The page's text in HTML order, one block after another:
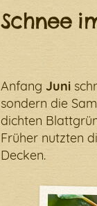
Schnee
Anfang Juni
sondern die
dichten
Früher nutzten
Decken.